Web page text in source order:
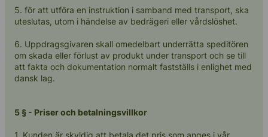
5. för att utföra en instruktion i samband med transport, ska
uteslutas, utom i händelse av bedrägeri eller vårdslöshet.
6. Uppdragsgivaren skall omedelbart underrätta speditören
om skada eller förlust av produkt under transport och se till
att fakta och dokumentation normalt fastställs i enlighet med
dansk lag.
5 § - Priser och betalningsvillkor